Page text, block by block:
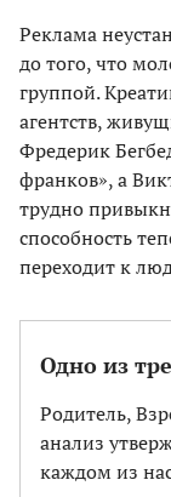
Реклама
до того, что
группой.
агентств,
Фредерик
франков», а
трудно
способность
переходит к
Одно из
Родитель,
анализ
каждом из